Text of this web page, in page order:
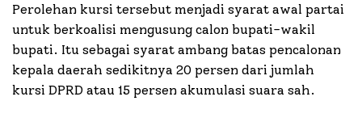
Perolehan kursi tersebut menjadi syarat awal partai
untuk berkoalisi mengusung calon bupati-wakil
bupati. Itu sebagai syarat ambang batas pencalonan
kepala daerah sedikitnya 20 persen dari jumlah
kursi DPRD atau 15 persen akumulasi suara sah.